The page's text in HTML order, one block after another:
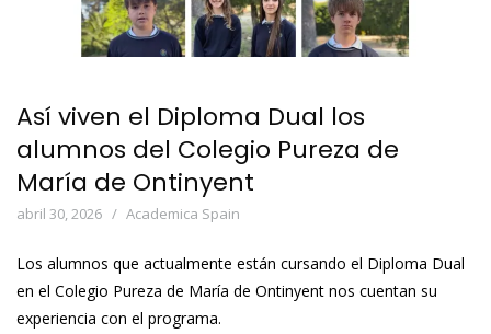
Así viven el Diploma Dual los
alumnos del Colegio Pureza de
María de Ontinyent
abril 30, 2026 Academica Spain
Los alumnos que actualmente están cursando el Diploma Dual
en el Colegio Pureza de María de Ontinyent nos cuentan su
experiencia con el programa.